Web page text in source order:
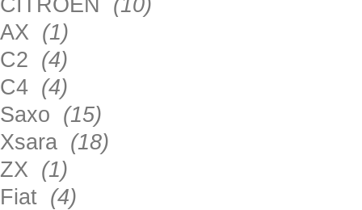
CITROEN (10)
AX (1)
C2 (4)
C4 (4)
Saxo (15)
Xsara (18)
ZX (1)
Fiat (4)